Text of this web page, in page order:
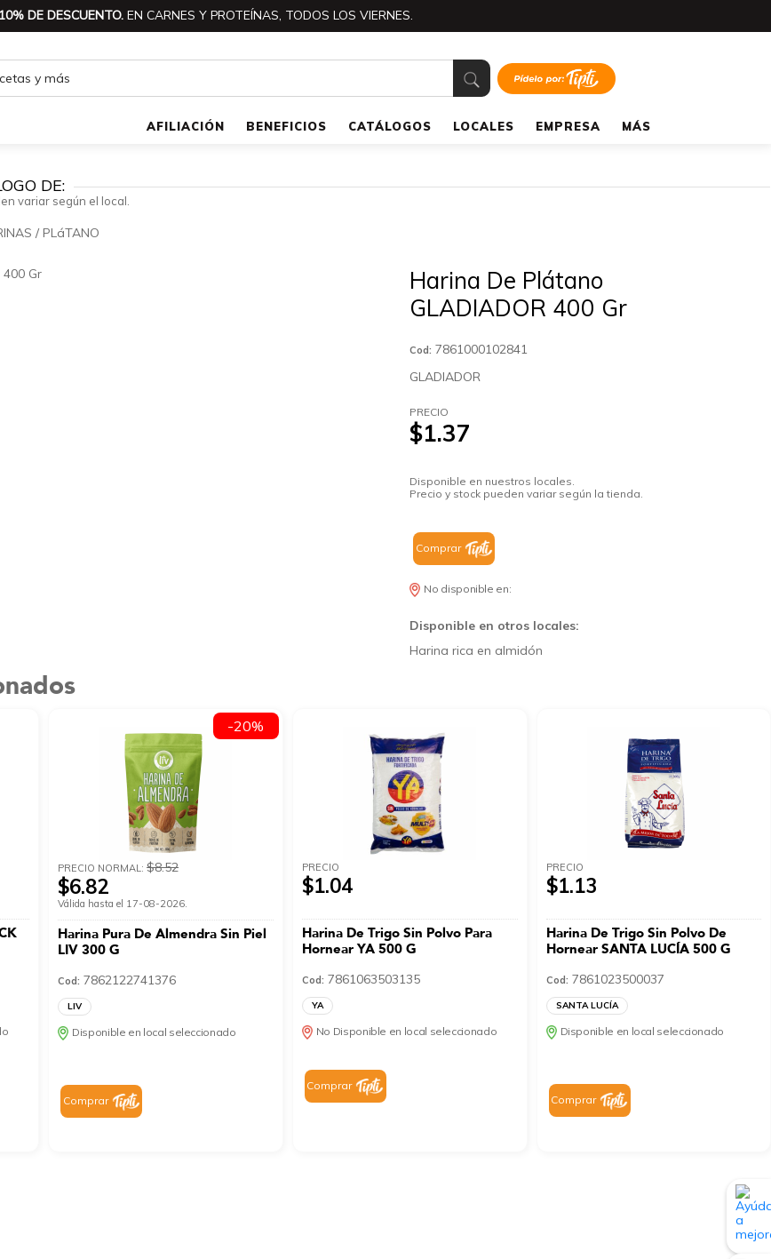
10% DE DESCUENTO. EN CARNES Y PROTEÍNAS, TODOS LOS VIERNES.
AFILIACIÓN BENEFICIOS CATÁLOGOS LOCALES EMPRESA MÁS
DE:
variar según el local.
/ PLáTANO
Harina De Plátano
GLADIADOR 400 Gr
Cod: 7861000102841
GLADIADOR
PRECIO
$1.37
Disponible en nuestros locales.
Precio y stock pueden variar según la tienda.
Comprar
No disponible en:
Disponible en otros locales:
Harina rica en almidón
PRECIO NORMAL:$8.52
$6.82
Válida hasta el 17-08-2026.
Harina Pura De Almendra Sin Piel
LIV 300 G
Cod: 7862122741376
LIV
Disponible en local seleccionado
Comprar
-20%
PRECIO
$1.04
Harina De Trigo Sin Polvo Para
Hornear YA 500 G
Cod: 7861063503135
YA
No Disponible en local seleccionado
Comprar
PRECIO
$1.13
Harina De Trigo Sin Polvo De
Hornear SANTA LUCÍA 500 G
Cod: 7861023500037
SANTA LUCÍA
Disponible en local seleccionado
Comprar